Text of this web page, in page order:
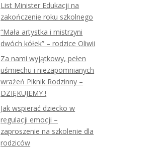
List Minister Edukacji na
zakończenie roku szkolnego
“Mała artystka i mistrzyni
dwóch kółek” – rodzice Oliwii
Za nami wyjątkowy, pełen
uśmiechu i niezapomnianych
wrażeń Piknik Rodzinny –
DZIĘKUJEMY !
Jak wspierać dziecko w
regulacji emocji –
zaproszenie na szkolenie dla
rodziców